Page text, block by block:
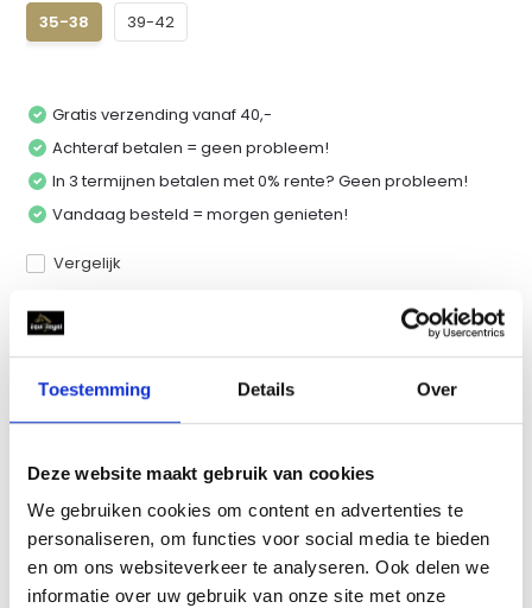
Toestemming Details Over
Deze website maakt gebruik van cookies
We gebruiken cookies om content en advertenties te
personaliseren, om functies voor social media te bieden
en om ons websiteverkeer te analyseren. Ook delen we
informatie over uw gebruik van onze site met onze
35-38 39-42
Gratis verzending vanaf 40,-
Achteraf betalen = geen probleem!
In 3 termijnen betalen met 0% rente? Geen probleem!
Vandaag besteld = morgen genieten!
Vergelijk
Reviews
Delen